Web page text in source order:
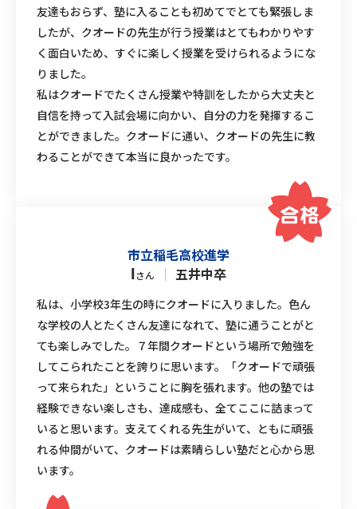
友達もおらず、塾に入ることも初めてでとても緊張しま
したが、クオードの先生が行う授業はとてもわかりやす
く面白いため、すぐに楽しく授業を受けられるようにな
りました。
私はクオードでたくさん授業や特訓をしたから大丈夫と
自信を持って入試会場に向かい、自分の力を発揮するこ
とができました。クオードに通い、クオードの先生に教
わることができて本当に良かったです。
市立稲毛高校進学
Iさん ｜ 五井中卒
私は、小学校3年生の時にクオードに入りました。色ん
な学校の人とたくさん友達になれて、塾に通うことがと
ても楽しみでした。７年間クオードという場所で勉強を
してこられたことを誇りに思います。「クオードで頑張
って来られた」ということに胸を張れます。他の塾では
経験できない楽しさも、達成感も、全てここに詰まって
いると思います。支えてくれる先生がいて、ともに頑張
れる仲間がいて、クオードは素晴らしい塾だと心から思
います。